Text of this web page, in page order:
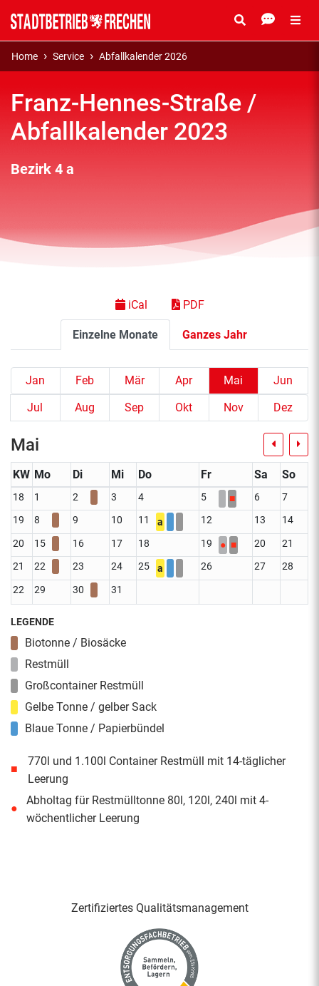
Home Service Abfallkalender 2026
Franz-Hennes-Straße /
Abfallkalender 2023
Bezirk 4 a
Einzelne Monate Ganzes Jahr
iCal PDF
Jan Feb Mär Apr Mai
Jun
Jul
Aug Sep Okt Nov Dez
Mai
KW Mo Di Mi Do Fr Sa So
18 1 2 3 4 5 ■ 6
7
19
8 9 10 11 a 12 13 14
20 15 16 17 18 19 ● ■ 20
21
21
22 23 24 25 a 26 27 28
22 29 30 31
LEGENDE
Biotonne / Biosäcke
Restmüll
Großcontainer Restmüll
Gelbe Tonne / gelber Sack
Blaue Tonne / Papierbündel
■
770l und 1.100l Container Restmüll mit 14-täglicher
Leerung
●
Abholtag für Restmülltonne 80l, 120l, 240l mit 4-
wöchentlicher Leerung
Zertifiziertes Qualitäts­management